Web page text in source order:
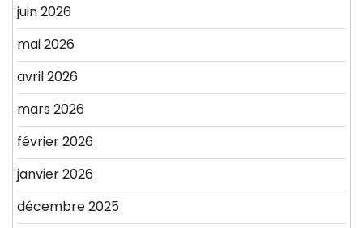
juin 2026
mai 2026
avril 2026
mars 2026
février 2026
janvier 2026
décembre 2025